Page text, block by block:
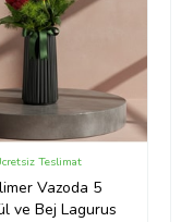
Vazoda 5
ve Bej Lagurus
Teslimat